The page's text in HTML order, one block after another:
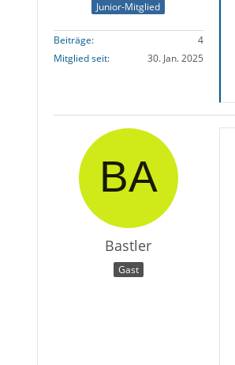
Junior-Mitglied
Beiträge
4
Mitglied seit
30. Jan. 2025
Bastler
Gast